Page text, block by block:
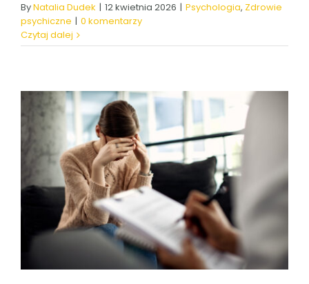
ByNatalia Dudek | 12 kwietnia 2026 | Psychologia, Zdrowie
psychiczne | 0 komentarzy
Czytaj dalej